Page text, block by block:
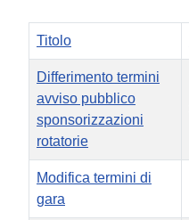
Titolo
Differimento termini
avviso pubblico
sponsorizzazioni
rotatorie
Modifica termini di
gara